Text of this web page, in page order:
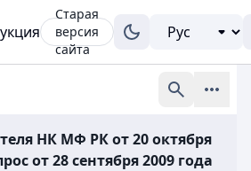
Старая
версия
сайта
НК МФ РК от 20 октября
от 28 сентября 2009 года